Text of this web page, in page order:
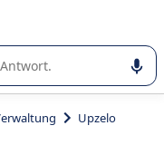
oder Auswahl
Upzelo